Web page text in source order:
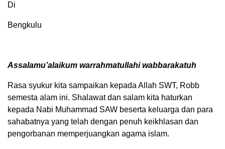
Di
Bengkulu
Assalamu’alaikum warrahmatullahi wabbarakatuh
Rasa syukur kita sampaikan kepada Allah SWT, Robb
semesta alam ini. Shalawat dan salam kita haturkan
kepada Nabi Muhammad SAW beserta keluarga dan para
sahabatnya yang telah dengan penuh keikhlasan dan
pengorbanan memperjuangkan agama islam.